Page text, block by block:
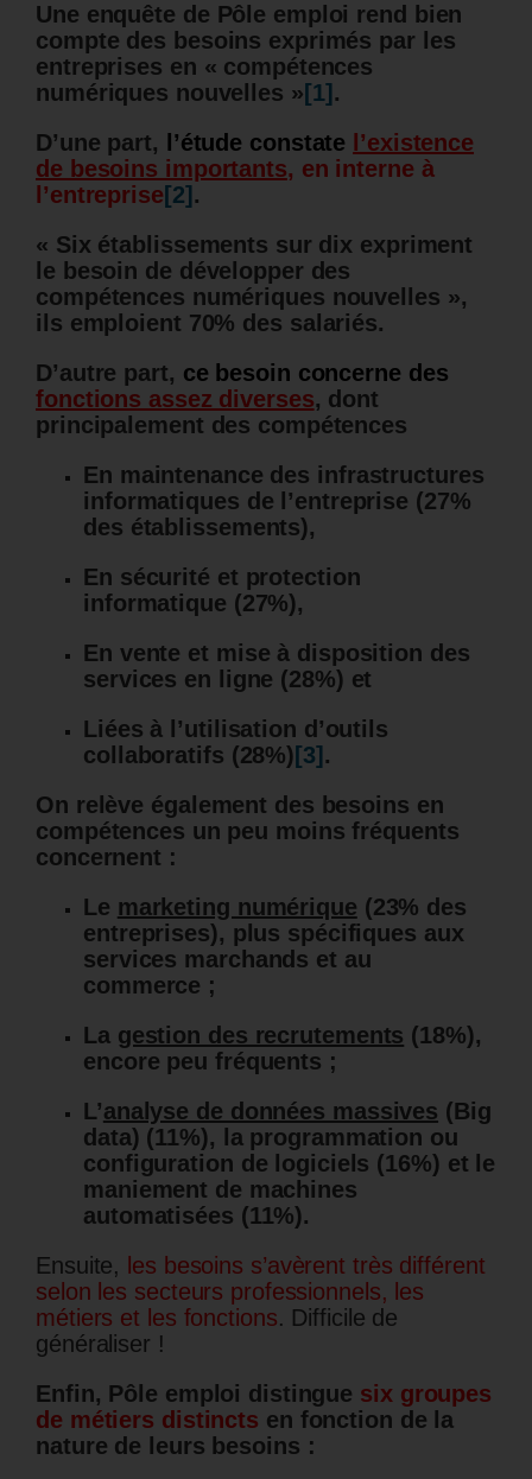
Une enquête de Pôle emploi rend bien
compte des besoins exprimés par les
entreprises en « compétences
numériques nouvelles » [1] .
D’une part,
l’étude constate
l’existence
de besoins importants, en interne à
l’entreprise [2] .
« Six établissements sur dix expriment
le besoin de développer des
compétences numériques nouvelles »,
ils emploient 70% des salariés.
D’autre part, ce besoin concerne des
fonctions assez diverses, dont
principalement des compétences
En maintenance des infrastructures
informatiques de l’entreprise (27%
des établissements),
En sécurité et protection
informatique (27%),
En vente et mise à disposition des
services en ligne (28%) et
Liées à l’utilisation d’outils
collaboratifs (28%) [3] .
On relève également des besoins en
compétences un peu moins fréquents
concernent :
Le marketing numérique (23% des
entreprises), plus spécifiques aux
services marchands et au
commerce ;
La gestion des recrutements (18%),
encore peu fréquents ;
L’analyse de données massives (Big
data) (11%), la programmation ou
configuration de logiciels (16%) et le
maniement de machines
automatisées (11%).
Ensuite, les besoins s’avèrent très différent
selon les secteurs professionnels, les
métiers et les fonctions. Difficile de
généraliser !
Enfin, Pôle emploi distingue six groupes
de métiers distincts en fonction de la
nature de leurs besoins :